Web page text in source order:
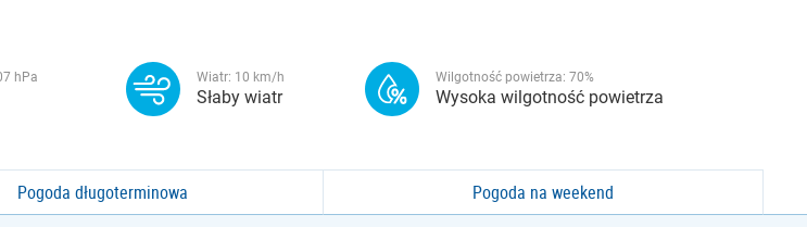
hPa Wiatr: 10 km/h
Słaby wiatr
Wilgotność powietrza: 70%
Wysoka wilgotność powietrza
Pogoda długoterminowa Pogoda na weekend